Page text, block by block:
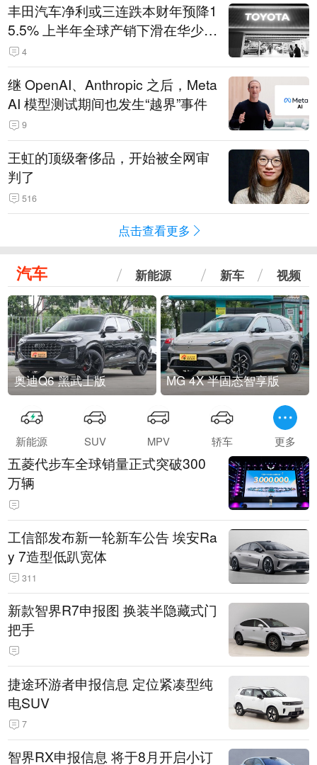
丰田汽车净利或三连跌本财年预降1
5.5% 上半年全球产销下滑在华少卖
14.3万辆
4
继 OpenAI、Anthropic 之后，Meta
AI 模型测试期间也发生“越界”事件
9
王虹的顶级奢侈品，开始被全网审
判了
516
点击查看更多
汽车 新能源 新车 视频
奥迪Q6 黑武士版 MG 4X 半固态智享版
新能源 SUV MPV 轿车 更多
五菱代步车全球销量正式突破300
万辆
工信部发布新一轮新车公告 埃安Ra
y 7造型低趴宽体
311
新款智界R7申报图 换装半隐藏式门
把手
捷途环游者申报信息 定位紧凑型纯
电SUV
7
智界RX申报信息 将于8月开启小订